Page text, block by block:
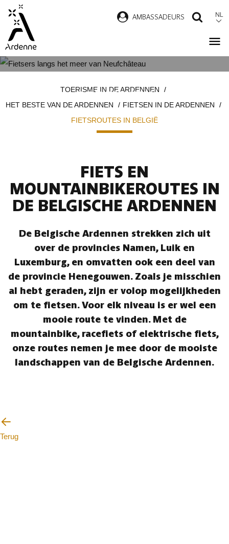
Overslaan
naar
inhoud
AMBASSADEURS NL
ARDENNEN
TOERISME IN DE ARDENNEN
HET BESTE VAN DE ARDENNEN
FIETSEN IN DE ARDENNEN
FIETSROUTES IN BELGIË
FIETS EN
MOUNTAINBIKEROUTES IN
DE BELGISCHE ARDENNEN
De Belgische Ardennen strekken zich uit
over de provincies Namen, Luik en
Luxemburg, en omvatten ook een deel van
de provincie Henegouwen. Zoals je misschien
al hebt geraden, zijn er volop mogelijkheden
om te fietsen. Voor elk niveau is er wel een
mooie route te vinden. Met de
mountainbike, racefiets of elektrische fiets,
onze routes nemen je mee door de mooiste
landschappen van de Belgische Ardennen.
Terug